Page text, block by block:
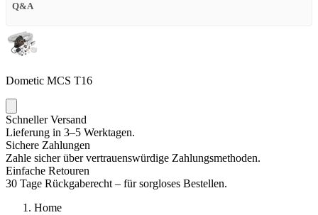
Q&A
Dometic MCS T16
Schneller Versand
Lieferung in 3–5 Werktagen.
Sichere Zahlungen
Zahle sicher über vertrauenswürdige Zahlungsmethoden.
Einfache Retouren
30 Tage Rückgaberecht – für sorgloses Bestellen.
Home